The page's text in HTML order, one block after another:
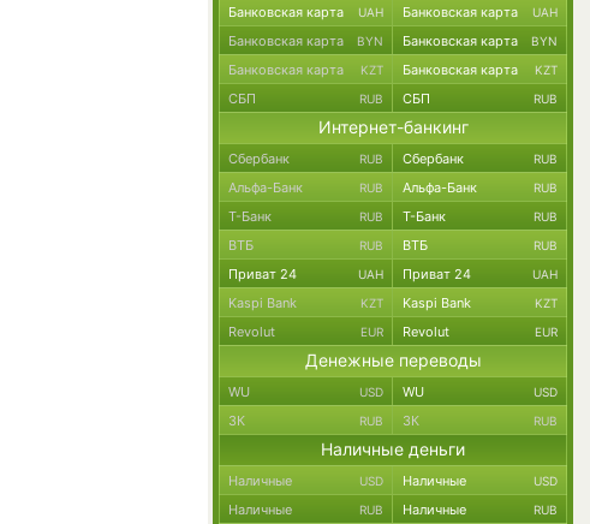
Банковская карта UAH Банковская карта UAH
Банковская карта BYN Банковская карта BYN
Банковская карта KZT Банковская карта KZT
СБП RUB СБП RUB
Интернет-банкинг
Сбербанк RUB Сбербанк RUB
Альфа-Банк RUB Альфа-Банк RUB
Т-Банк RUB Т-Банк RUB
ВТБ RUB ВТБ RUB
Приват 24 UAH Приват 24 UAH
Kaspi Bank KZT Kaspi Bank KZT
Revolut EUR Revolut EUR
Денежные переводы
WU USD WU USD
ЗК RUB ЗК RUB
Наличные деньги
Наличные USD Наличные USD
Наличные RUB Наличные RUB